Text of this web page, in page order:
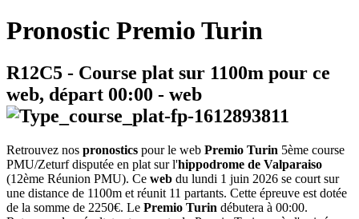
Pronostic Premio Turin
R12C5 - Course plat sur 1100m pour ce
web, départ 00:00 - web
Retrouvez nos pronostics pour le web Premio Turin 5ème course
PMU/Zeturf disputée en plat sur l'hippodrome de Valparaiso
(12ème Réunion PMU). Ce web du lundi 1 juin 2026 se court sur
une distance de 1100m et réunit 11 partants. Cette épreuve est dotée
de la somme de 2250€. Le Premio Turin débutera à 00:00.